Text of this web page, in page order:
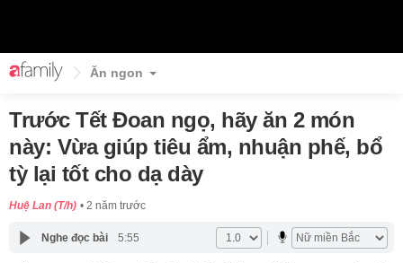
Ăn ngon
Trước Tết Đoan ngọ, hãy ăn 2 món
này: Vừa giúp tiêu ẩm, nhuận phế, bổ
tỳ lại tốt cho dạ dày
Huệ Lan (T/h) 2 năm trước
Nghe đọc bài 5:55